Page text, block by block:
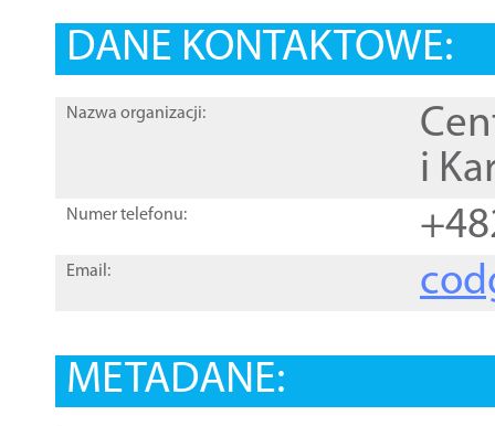
DANE KONTAKTOWE:
Nazwa organizacji:
i
Numer telefonu:
Email:
METADANE: